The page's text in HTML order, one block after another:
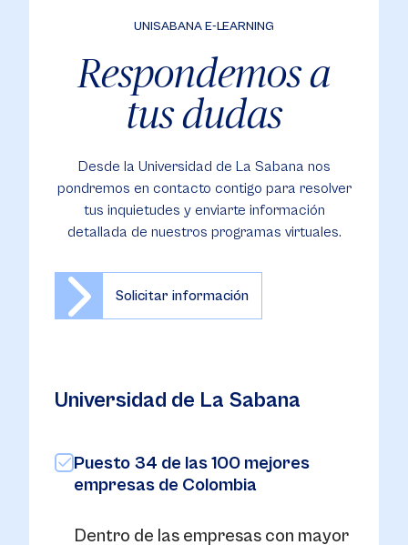
UNISABANA E-LEARNING
Respondemos a
tus dudas
Desde la Universidad de La Sabana nos
pondremos en contacto contigo para resolver
tus inquietudes y enviarte información
detallada de nuestros programas virtuales.
Solicitar información
Universidad de La Sabana
Puesto 34 de las 100 mejores
empresas de Colombia
Dentro de las empresas con mayor